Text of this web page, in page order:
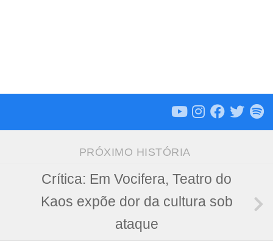
PRÓXIMO HISTÓRIA
Crítica: Em Vocifera, Teatro do
Kaos expõe dor da cultura sob
ataque